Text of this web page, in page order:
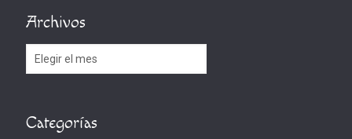
Archivos
Archivos
Categorías